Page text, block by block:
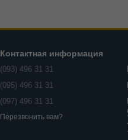
Контактная информация
(093) 496 31 31
(095) 496 31 31
(097) 496 31 31
Перезвонить вам?